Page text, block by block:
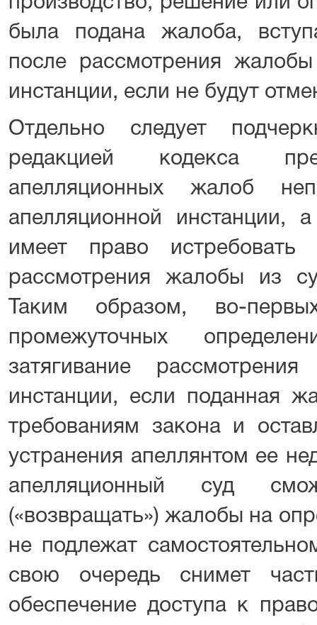
была подана жалоба,
после рассмотрения
инстанции, если не будут
Отдельно следует
редакцией кодекса
апелляционных жалоб
апелляционной инстанции,
имеет право
рассмотрения жалобы из
Таким образом, во-
промежуточных
затягивание
инстанции, если поданная
требованиям закона и
устранения апеллянтом ее
апелляционный суд
(«возвращать») жалобы на
не подлежат
свою очередь снимет
обеспечение доступа к